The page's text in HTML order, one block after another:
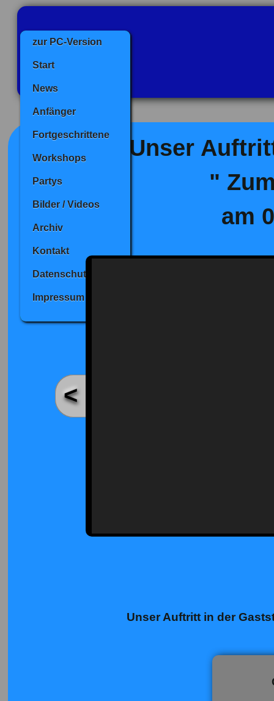
zur PC-Version
Start
News
Anfänger
Fortgeschrittene
Workshops
Partys
Bilder / Videos
Archiv
Kontakt
Datenschutz
Impressum
Unser
"
am
Unser Auftritt in der